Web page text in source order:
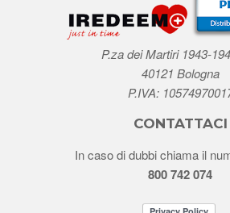
P.za dei Martiri 1943-
40121 Bologna
P.IVA:
CONTATTACI
In caso di dubbi chiama il
800 742 074